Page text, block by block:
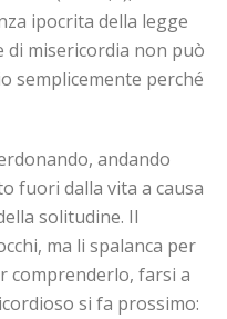
ipocrita della legge
di misericordia non può
semplicemente perché
andando
fuori dalla vita a causa
solitudine. Il
ma li spalanca per
comprenderlo, farsi a
si fa prossimo: